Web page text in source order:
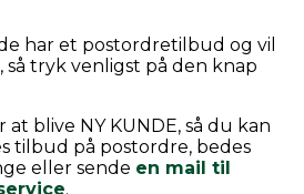
har et postordretilbud og vil
så tryk venligst på den knap
at blive NY KUNDE, så du kan
tilbud på postordre, bedes
eller sende en mail til
.